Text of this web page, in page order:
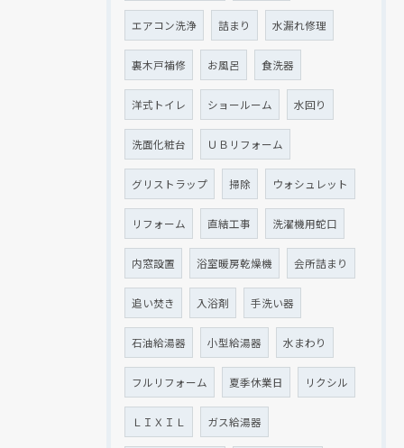
エアコン洗浄 詰まり 水漏れ修理
裏木戸補修 お風呂 食洗器
洋式トイレ ショールーム 水回り
洗面化粧台 ＵＢリフォーム
グリストラップ 掃除 ウォシュレット
リフォーム 直結工事 洗濯機用蛇口
内窓設置 浴室暖房乾燥機 会所詰まり
追い焚き 入浴剤 手洗い器
石油給湯器 小型給湯器 水まわり
フルリフォーム 夏季休業日 リクシル
ＬＩＸＩＬ ガス給湯器